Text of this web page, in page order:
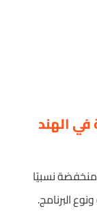
الهند
منخفضة نسبيًا
البرنامج.